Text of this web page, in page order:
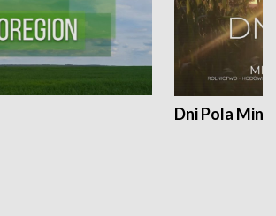
Dni Pola